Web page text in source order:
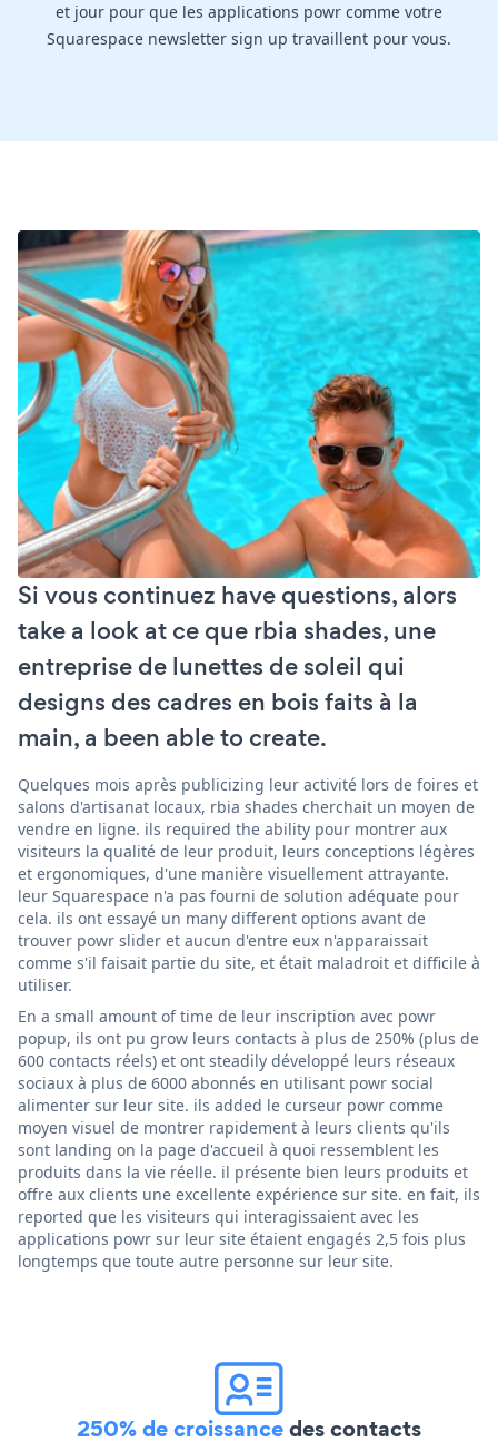
et jour pour que les applications powr comme votre
Squarespace newsletter sign up travaillent pour vous.
Si vous continuez have questions, alors
take a look at ce que rbia shades, une
entreprise de lunettes de soleil qui
designs des cadres en bois faits à la
main, a been able to create.
Quelques mois après publicizing leur activité lors de foires et
salons d'artisanat locaux, rbia shades cherchait un moyen de
vendre en ligne. ils required the ability pour montrer aux
visiteurs la qualité de leur produit, leurs conceptions légères
et ergonomiques, d'une manière visuellement attrayante.
leur Squarespace n'a pas fourni de solution adéquate pour
cela. ils ont essayé un many different options avant de
trouver powr slider et aucun d'entre eux n'apparaissait
comme s'il faisait partie du site, et était maladroit et difficile à
utiliser.
En a small amount of time de leur inscription avec powr
popup, ils ont pu grow leurs contacts à plus de 250% (plus de
600 contacts réels) et ont steadily développé leurs réseaux
sociaux à plus de 6000 abonnés en utilisant powr social
alimenter sur leur site. ils added le curseur powr comme
moyen visuel de montrer rapidement à leurs clients qu'ils
sont landing on la page d'accueil à quoi ressemblent les
produits dans la vie réelle. il présente bien leurs produits et
offre aux clients une excellente expérience sur site. en fait, ils
reported que les visiteurs qui interagissaient avec les
applications powr sur leur site étaient engagés 2,5 fois plus
longtemps que toute autre personne sur leur site.
250% de croissancedes contacts